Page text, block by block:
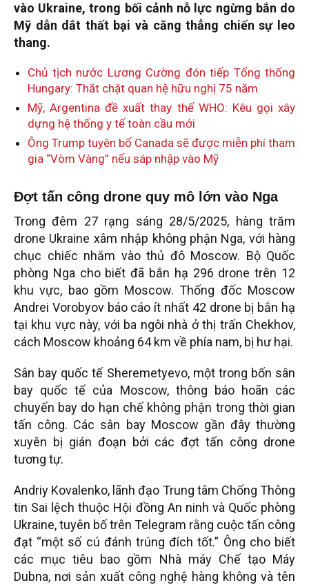
vào Ukraine, trong bối cảnh nỗ lực ngừng bắn do
Mỹ dẫn dắt thất bại và căng thẳng chiến sự leo
thang.
Chủ tịch nước Lương Cường đón tiếp Tổng thống
Hungary: Thắt chặt quan hệ hữu nghị 75 năm
Mỹ, Argentina đề xuất thay thế WHO: Kêu gọi xây
dựng hệ thống y tế toàn cầu mới
Ông Trump tuyên bố Canada sẽ được miễn phí tham
gia “Vòm Vàng” nếu sáp nhập vào Mỹ
Đợt tấn công drone quy mô lớn vào Nga
Trong đêm 27 rạng sáng 28/5/2025, hàng trăm
drone Ukraine xâm nhập không phận Nga, với hàng
chục chiếc nhắm vào thủ đô Moscow. Bộ Quốc
phòng Nga cho biết đã bắn hạ 296 drone trên 12
khu vực, bao gồm Moscow. Thống đốc Moscow
Andrei Vorobyov báo cáo ít nhất 42 drone bị bắn hạ
tại khu vực này, với ba ngôi nhà ở thị trấn Chekhov,
cách Moscow khoảng 64 km về phía nam, bị hư hại.
Sân bay quốc tế Sheremetyevo, một trong bốn sân
bay quốc tế của Moscow, thông báo hoãn các
chuyến bay do hạn chế không phận trong thời gian
tấn công. Các sân bay Moscow gần đây thường
xuyên bị gián đoạn bởi các đợt tấn công drone
tương tự.
Andriy Kovalenko, lãnh đạo Trung tâm Chống Thông
tin Sai lệch thuộc Hội đồng An ninh và Quốc phòng
Ukraine, tuyên bố trên Telegram rằng cuộc tấn công
đạt “một số cú đánh trúng đích tốt.” Ông cho biết
các mục tiêu bao gồm Nhà máy Chế tạo Máy
Dubna, nơi sản xuất công nghệ hàng không và tên